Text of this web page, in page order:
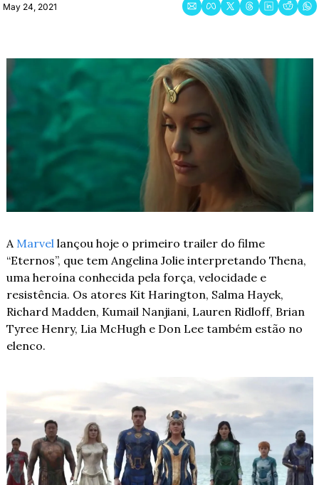
May 24, 2021
A Marvel lançou hoje o primeiro trailer do filme
“Eternos”, que tem Angelina Jolie interpretando Thena,
uma heroína conhecida pela força, velocidade e
resistência. Os atores Kit Harington, Salma Hayek,
Richard Madden, Kumail Nanjiani, Lauren Ridloff, Brian
Tyree Henry, Lia McHugh e Don Lee também estão no
elenco.